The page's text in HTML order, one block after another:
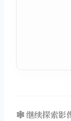
🕸️ 继续探索影